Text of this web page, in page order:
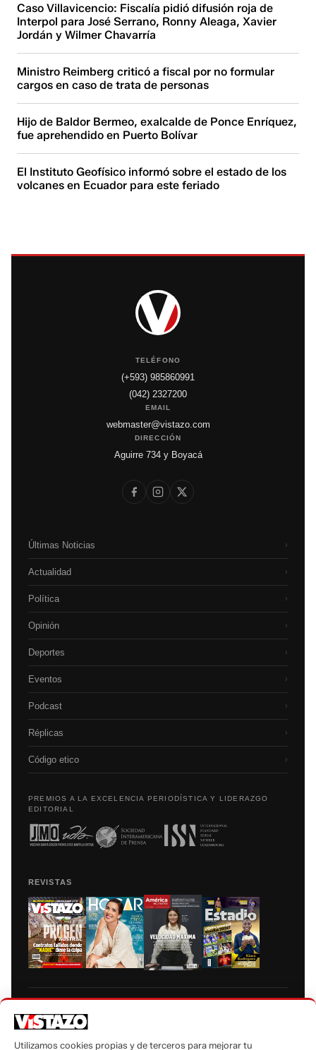
Caso Villavicencio: Fiscalía pidió difusión roja de
Interpol para José Serrano, Ronny Aleaga, Xavier
Jordán y Wilmer Chavarría
Ministro Reimberg criticó a fiscal por no formular
cargos en caso de trata de personas
Hijo de Baldor Bermeo, exalcalde de Ponce Enríquez,
fue aprehendido en Puerto Bolívar
El Instituto Geofísico informó sobre el estado de los
volcanes en Ecuador para este feriado
TELÉFONO
(+593) 985860991
(042) 2327200
EMAIL
webmaster@vistazo.com
DIRECCIÓN
Aguirre 734 y Boyacá
Últimas Noticias ›
Actualidad ›
Política ›
Opinión ›
Deportes ›
Eventos ›
Podcast ›
Réplicas ›
Código etico ›
PREMIOS A LA EXCELENCIA PERIODÍSTICA Y LIDERAZGO
EDITORIAL
REVISTAS
autorización escrita de su titular, de todos los contenidos de Vistazo.com.
Utilizamos cookies propias y de terceros para mejorar tu